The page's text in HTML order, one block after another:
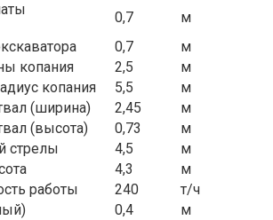
0,7
м
0,7
м
копания
2,5
м
копания
5,5
м
(ширина)
2,45
м
(высота)
0,73
м
стрелы
4,5
м
4,3
м
работы
240
т/ч
0,4
м